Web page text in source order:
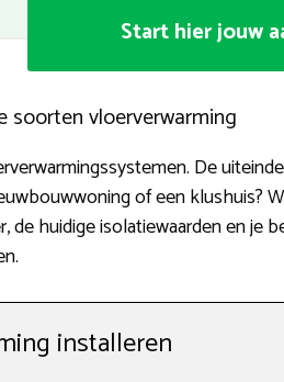
Start hier jouw
soorten vloerverwarming
De
of een klushuis?
de huidige isolatiewaarden en
installeren